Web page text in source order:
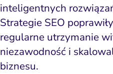
inteligentnych
Strategie SEO
regularne utrzymanie
niezawodność i
biznesu.